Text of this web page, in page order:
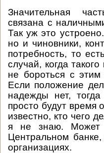
Значительная
связана с
Так уж это
но и чиновники,
потребность, то
случай, когда
не бороться с
Если положение
надежды нет,
просто будут время
известно, кто чего
я не знаю. Может
Центральном
организациях.